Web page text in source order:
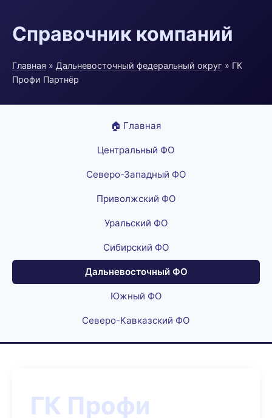
Справочник компаний
Главная » Дальневосточный федеральный округ » ГК
Профи Партнёр
🏠 Главная
Центральный ФО
Северо-Западный ФО
Приволжский ФО
Уральский ФО
Сибирский ФО
Дальневосточный ФО
Южный ФО
Северо-Кавказский ФО
ГК Профи